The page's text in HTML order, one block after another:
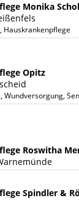
Monika
Hauskrankenpflege
Opitz
Roswitha
Spindler &